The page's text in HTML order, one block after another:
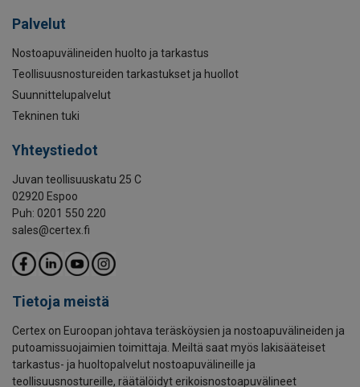
Palvelut
Nostoapuvälineiden huolto ja tarkastus
Teollisuusnostureiden tarkastukset ja huollot
Suunnittelupalvelut
Tekninen tuki
Yhteystiedot
Juvan teollisuuskatu 25 C
02920 Espoo
Puh: 0201 550 220
sales@certex.fi
Tietoja meistä
Certex on Euroopan johtava teräsköysien ja nostoapuvälineiden ja
putoamissuojaimien toimittaja. Meiltä saat myös lakisääteiset
tarkastus- ja huoltopalvelut nostoapuvälineille ja
teollisuusnostureille, räätälöidyt erikoisnostoapuvälineet